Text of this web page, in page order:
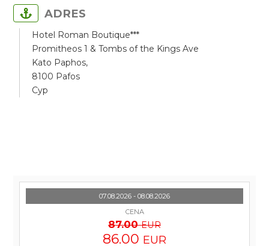
ADRES
Hotel Roman Boutique***
Promitheos 1 & Tombs of the Kings Ave
Kato Paphos,
8100 Pafos
Cyp
07.08.2026 - 08.08.2026
CENA
87.00 EUR
86.00 EUR